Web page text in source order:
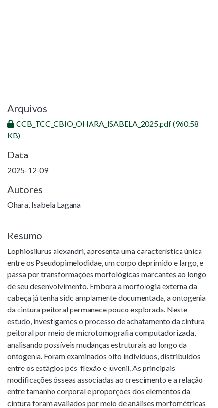
Arquivos
CCB_TCC_CBIO_OHARA_ISABELA_2025.pdf(960.58
KB)
Data
2025-12-09
Autores
Ohara, Isabela Lagana
Resumo
Lophiosilurus alexandri, apresenta uma característica única
entre os Pseudopimelodidae, um corpo deprimido e largo, e
passa por transformações morfológicas marcantes ao longo
de seu desenvolvimento. Embora a morfologia externa da
cabeça já tenha sido amplamente documentada, a ontogenia
da cintura peitoral permanece pouco explorada. Neste
estudo, investigamos o processo de achatamento da cintura
peitoral por meio de microtomografia computadorizada,
analisando possíveis mudanças estruturais ao longo da
ontogenia. Foram examinados oito indivíduos, distribuídos
entre os estágios pós-flexão e juvenil. As principais
modificações ósseas associadas ao crescimento e a relação
entre tamanho corporal e proporções dos elementos da
cintura foram avaliados por meio de análises morfométricas